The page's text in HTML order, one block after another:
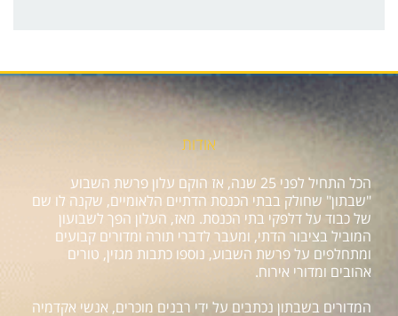
אודות
הכל התחיל לפני 25 שנה, אז הוקם עלון פרשת השבוע
"שבתון" שחולק בבתי הכנסת הדתיים הלאומיים, שקנה לו שם
של כבוד על דלפקי בתי הכנסת. מאז, העלון הפך לשבועון
המוביל בציבור הדתי, ומעבר לדברי תורה ומדורים קבועים
ומתחלפים על פרשת השבוע, נוספו כתבות מגזין, טורים
אהובים ומדורי אירוח.
המדורים בשבתון נכתבים על ידי רבנים מוכרים, אנשי אקדמיה